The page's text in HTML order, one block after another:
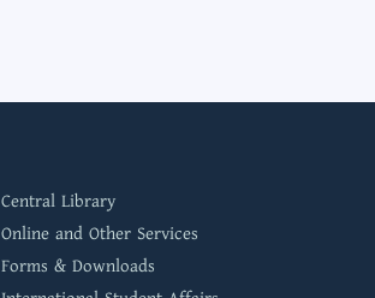
Central Library
Online and Other Services
Forms & Downloads